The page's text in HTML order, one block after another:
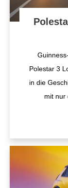
Polestar 3
in die
mit nur